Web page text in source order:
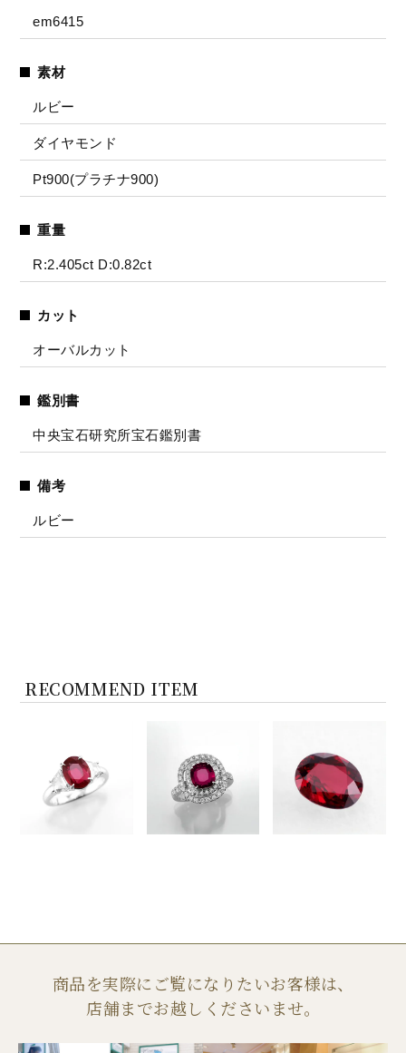
em6415
素材
ルビー
ダイヤモンド
Pt900(プラチナ900)
重量
R:2.405ct D:0.82ct
カット
オーバルカット
鑑別書
中央宝石研究所宝石鑑別書
備考
ルビー
RECOMMEND ITEM
商品を実際にご覧になりたいお客様は、
店舗までお越しくださいませ。